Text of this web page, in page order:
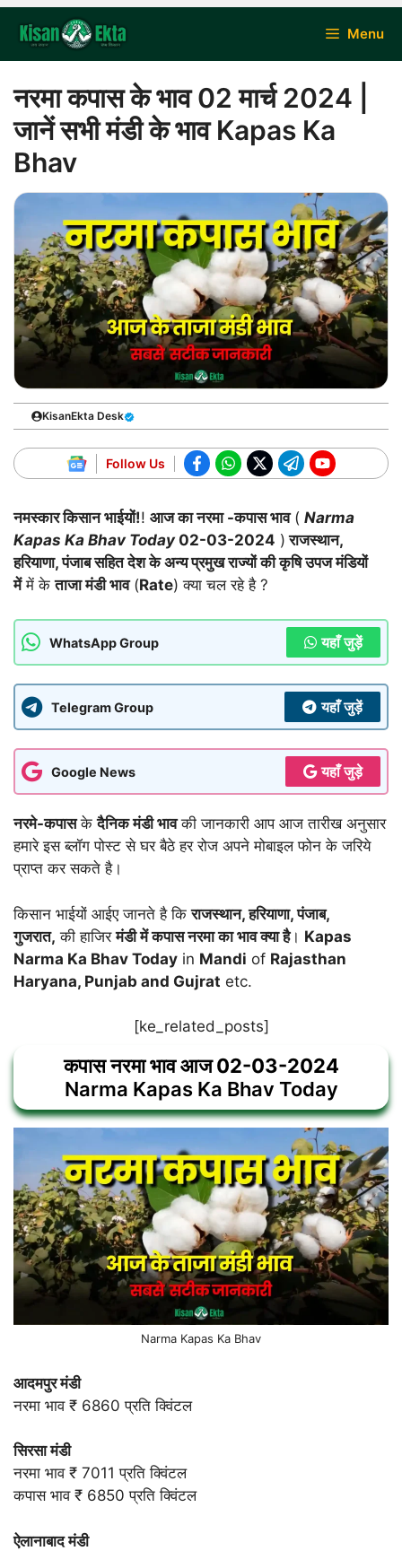
content
Menu
नरमा कपास के भाव 02 मार्च 2024 |
जानें सभी मंडी के भाव Kapas Ka
Bhav
KisanEkta Desk
Follow Us
नमस्कार किसान भाईयों!! आज का नरमा -कपास भाव( Narma
Kapas Ka Bhav Today02-03-2024 ) राजस्थान,
हरियाणा, पंजाब सहित देश के अन्य प्रमुख राज्यों की कृषि उपज मंडियों
मेंमें केताजा मंडी भाव(Rate) क्या चल रहे है ?
WhatsApp Group यहाँ जुड़ें
Telegram Group यहाँ जुड़ें
Google News यहाँ जुड़े
नरमे-कपासकेदैनिक मंडी भावकी जानकारी आप आज तारीख अनुसार
हमारे इस ब्लॉग पोस्ट से घर बैठे हर रोज अपने मोबाइल फोन के जरिये
प्राप्त कर सकते है।
किसान भाईयों आईए जानते है किराजस्थान, हरियाणा, पंजाब,
गुजरात, की हाजिरमंडी में कपास नरमा का भावक्याहै। Kapas
Narma Ka Bhav Today in Mandi of Rajasthan
Haryana, Punjab and Gujrat etc.
[ke_related_posts]
कपास नरमा भाव आज02-03-2024
Narma Kapas Ka Bhav Today
Narma Kapas Ka Bhav
आदमपुर मंडी
नरमा भाव ₹ 6860 प्रति क्विंटल
सिरसा मंडी
नरमा भाव ₹ 7011 प्रति क्विंटल
कपास भाव ₹ 6850 प्रति क्विंटल
ऐलानाबाद मंडी